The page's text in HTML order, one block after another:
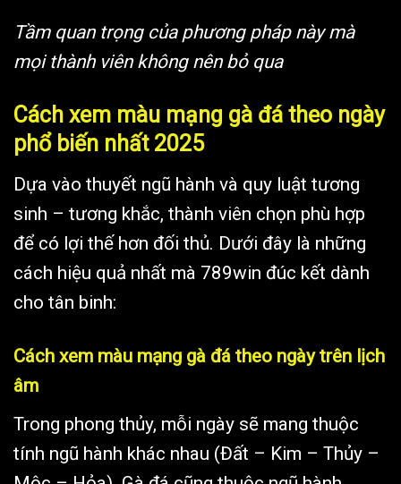
Tầm quan trọng của phương pháp này mà
mọi thành viên không nên bỏ qua
Cách xem màu mạng gà đá theo ngày
phổ biến nhất 2025
Dựa vào thuyết ngũ hành và quy luật tương
sinh – tương khắc, thành viên chọn phù hợp
để có lợi thế hơn đối thủ. Dưới đây là những
cách hiệu quả nhất mà 789win đúc kết dành
cho tân binh:
Cách xem màu mạng gà đá theo ngày trên lịch
âm
Trong phong thủy, mỗi ngày sẽ mang thuộc
tính ngũ hành khác nhau (Đất – Kim – Thủy –